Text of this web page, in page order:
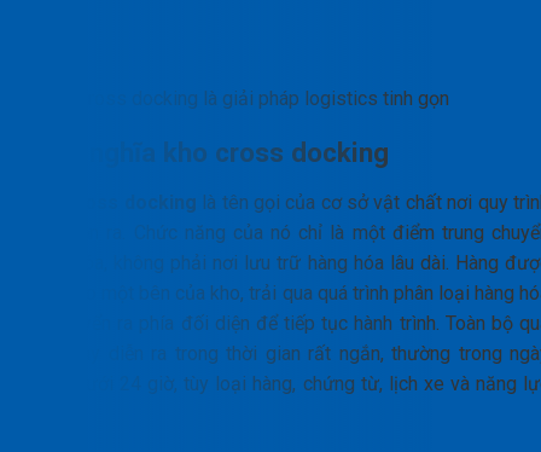
Cross docking là giải pháp logistics tinh gọn
Định nghĩa kho cross docking
cross docking là tên gọi của cơ sở vật chất nơi quy
này diễn ra. Chức năng của nó chỉ là một điểm trung
hàng hóa, không phải nơi lưu trữ hàng hóa lâu dài. Hàng
đưa vào một bên của kho, trải qua quá trình phân loại hàng
và chuyển ra phía đối diện để tiếp tục hành trình. Toàn bộ
trình này diễn ra trong thời gian rất ngắn, thường trong
hoặc dưới 24 giờ, tùy loại hàng, chứng từ, lịch xe và năng